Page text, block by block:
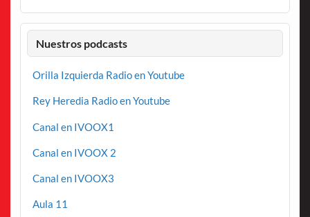
Nuestros podcasts
Orilla Izquierda Radio en Youtube
Rey Heredia Radio en Youtube
Canal en IVOOX1
Canal en IVOOX 2
Canal en IVOOX3
Aula 11